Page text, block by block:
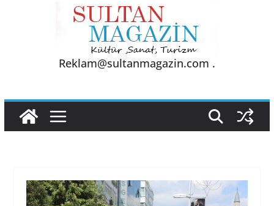
BU KALP
AKGÜL: “BOLU, KRİZLERLE DEĞİL HİZMETLE
YÖNETİLMEYİ HAK EDİYOR”
Reklam@sultanmagazin.com .